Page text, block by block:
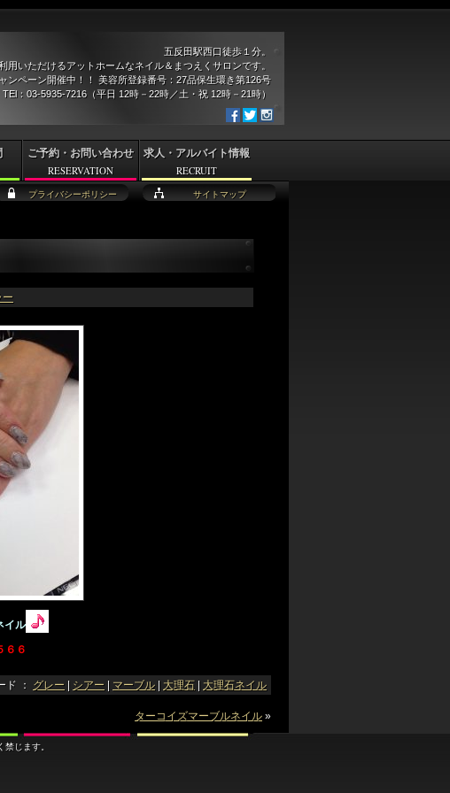
ー
イル
６６
ド ： グレー | シアー | マーブル | 大理石 | 大理石ネイル
ターコイズマーブルネイル »
じます。
プライバシーポリシー サイトマップ
五反田駅西口徒歩１分。
用いただけるアットホームなネイル＆まつえくサロンです。
ンペーン開催中！！ 美容所登録番号：27品保生環き第126号
：03-5935-7216（平日 12時－22時／土・祝 12時－21時）
ご予約・お問い合わせ
RESERVATION
求人・アルバイト情報
RECRUIT